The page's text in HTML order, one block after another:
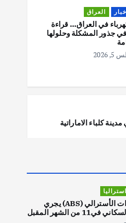
العراق
في العراق… قراءة
في جذور المشكلة وحلولها
كلباء الاماراتية
جاليات غير مصنف
العراقي عمر الشمري الذي
لأستراليا بلعبة كمال
استراليا
مكتب الإحصاءات الأسترالي (ABS) يجري
من الشهر المقبل